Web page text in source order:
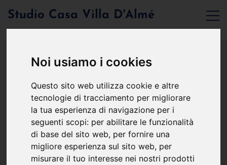
Noi usiamo i cookies
Questo sito web utilizza cookie e altre
tecnologie di tracciamento per migliorare
la tua esperienza di navigazione per i
seguenti scopi: per abilitare le funzionalità
di base del sito web, per fornire una
migliore esperienza sul sito web, per
misurare il tuo interesse nei nostri prodotti
Studio Casa Villa D'Almé